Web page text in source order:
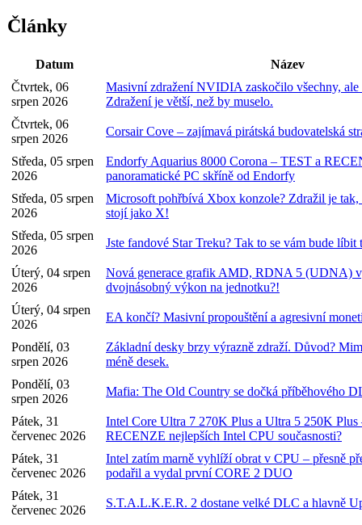
Články
Datum
Název
Čtvrtek, 06
srpen 2026
Masivní zdražení NVIDIA zaskočilo všechny,
Zdražení je větší, než by muselo.
Čtvrtek, 06
srpen 2026
Corsair Cove – zajímavá pirátská budovatelská
Středa, 05 srpen
2026
Endorfy Aquarius 8000 Corona – TEST a
panoramatické PC skříně od Endorfy
Středa, 05 srpen
2026
Microsoft pohřbívá Xbox konzole? Zdražil je tak,
stojí jako X!
Středa, 05 srpen
2026
Jste fandové Star Treku? Tak to se vám bude líbit
Úterý, 04 srpen
2026
Nová generace grafik AMD, RDNA 5 (UDNA)
dvojnásobný výkon na jednotku?!
Úterý, 04 srpen
2026
EA končí? Masivní propouštění a agresivní
Pondělí, 03
srpen 2026
Základní desky brzy výrazně zdraží. Důvod?
méně desek.
Pondělí, 03
srpen 2026
Mafia: The Old Country se dočká příběhového
Pátek, 31
červenec 2026
Intel Core Ultra 7 270K Plus a Ultra 5 250K Plus
RECENZE nejlepších Intel CPU současnosti?
Pátek, 31
červenec 2026
Intel zatím marně vyhlíží obrat v CPU – přesně
podařil a vydal první CORE 2 DUO
Pátek, 31
červenec 2026
S.T.A.L.K.E.R. 2 dostane velké DLC a hlavně